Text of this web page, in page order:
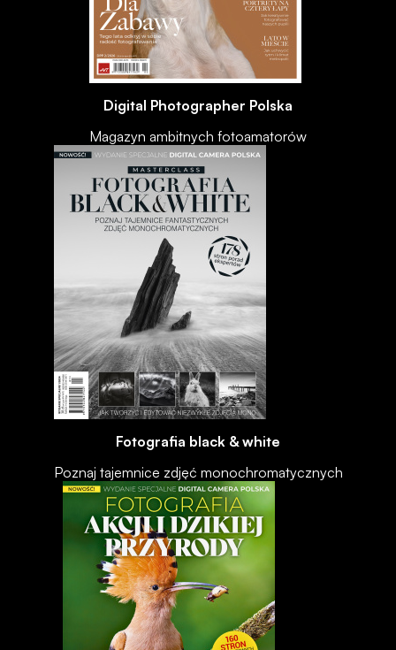
Digital Photographer Polska
Magazyn ambitnych fotoamatorów
Fotografia black & white
Poznaj tajemnice zdjęć monochromatycznych